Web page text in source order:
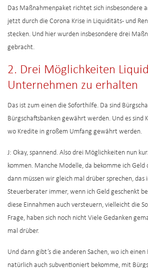
Das Maßnahmenpaket richtet sich insbesondere
jetzt durch die Corona Krise in Liquiditäts- und
stecken. Und hier wurden insbesondere drei
gebracht.
2. Drei Möglichkeiten
Unternehmen zu erhalten
Das ist zum einen die Soforthilfe. Da sind
Bürgschaftsbanken gewährt werden. Und es sind
wo Kredite in großem Umfang gewährt werden.
J: Okay, spannend. Also drei Möglichkeiten nun
kommen. Manche Modelle, da bekomme ich Geld
dann müssen wir gleich mal drüber sprechen, das
Steuerberater immer, wenn ich Geld geschenkt
diese Einnahmen auch versteuern, vielleicht die
Frage, haben sich noch nicht Viele Gedanken
mal drüber.
Und dann gibt’s die anderen Sachen, wo ich
natürlich auch subventioniert bekomme, mit